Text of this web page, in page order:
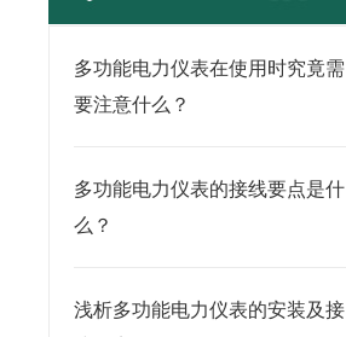
多功能电力仪表在使用时究竟需
要注意什么？
多功能电力仪表的接线要点是什
么？
浅析多功能电力仪表的安装及接